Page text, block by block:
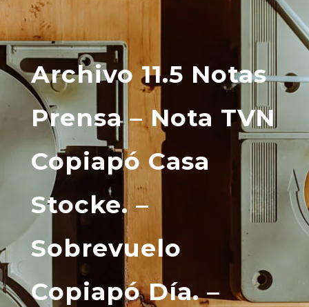
Archivo 11.5 Notas
Prensa – Nota TVN
Copiapó Casa
Stocke. –
Sobrevuelo
Copiapó Día. –